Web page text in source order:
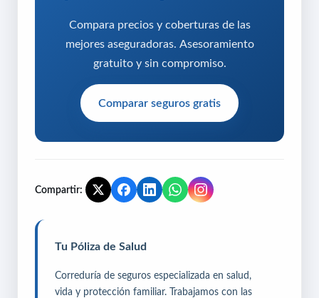
Compara precios y coberturas de las
mejores aseguradoras. Asesoramiento
gratuito y sin compromiso.
Comparar seguros gratis
Compartir:
Tu Póliza de Salud
Correduría de seguros especializada en salud,
vida y protección familiar. Trabajamos con las